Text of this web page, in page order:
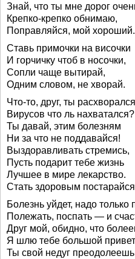
Знай, что ты мне дорог
Крепко-крепко обнимаю,
Поправляйся, мой хороший.
Ставь примочки на височки
И горчичку чтоб в носочки,
Сопли чаще вытирай,
Одним словом, не хворай.
Что-то, друг, ты
Вирусов что ль нахватался?
Ты давай, этим болезням
Ни за что не поддавайся!
Выздоравливать стремись,
Пусть подарит тебе жизнь
Лучшее в мире лекарство.
Стать здоровым
Болезнь уйдет, надо только
Полежать, поспать — и
Друг мой, обидно, что
Я шлю тебе большой
Ты свой недуг